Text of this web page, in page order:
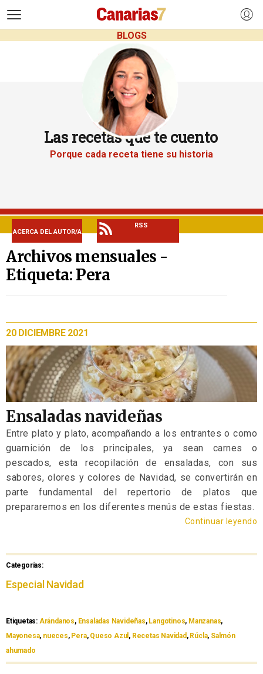
BLOGS
Las recetas que te cuento
Porque cada receta tiene su historia
ACERCA DEL AUTOR/A
RSS
Archivos mensuales -
Etiqueta: Pera
20 DICIEMBRE 2021
Ensaladas navideñas
Entre plato y plato, acompañando a los entrantes o como
guarnición de los principales, ya sean carnes o
pescados, esta recopilación de ensaladas, con sus
sabores, olores y colores de Navidad, se convertirán en
parte fundamental del repertorio de platos que
prepararemos en los diferentes menús de estas fiestas.
Continuar leyendo
Categorías:
Especial Navidad
Etiquetas: Arándanos, Ensaladas Navideñas, Langotinos, Manzanas,
Mayonesa, nueces, Pera, Queso Azul , Recetas Navidad , Rúcla, Salmón
ahumado